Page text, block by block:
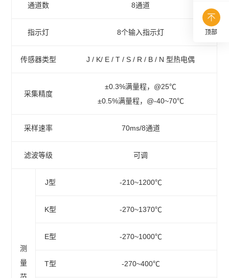
顶部
通道数 8通道
指示灯 8个输入指示灯
传感器类型 J / K/ E / T / S / R / B / N 型热电偶
采集精度
±0.3%满量程，@25℃
±0.5%满量程，@-40~70℃
采样速率 70ms/8通道
滤波等级 可调
测
量
J型 -210~1200℃
K型 -270~1370℃
E型 -270~1000℃
T型 -270~400℃